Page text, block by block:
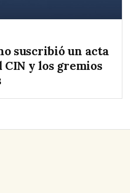
suscribió un acta
CIN y los gremios